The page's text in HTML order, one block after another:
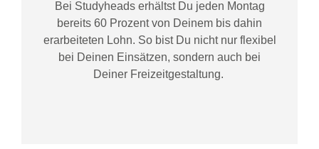
Bei Studyheadserhältst Du jeden Montag
bereits 60 Prozent von Deinem bis dahin
erarbeiteten Lohn. So bist Du nicht nur flexibel
bei Deinen Einsätzen, sondern auch bei
DeinerFreizeitgestaltung.